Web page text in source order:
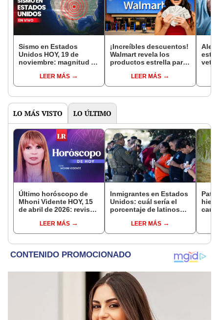
Sismo en Estados
Unidos HOY, 19 de
noviembre: magnitud y
TEMBLOR, según USGS
LEER MÁS
¡Increíbles descuentos!
Walmart revela los
productos estrella para
EE.UU.LEER MÁS
LO MÁS VISTO LO ÚLTIMO
Último horóscopo de
Mhoni Vidente HOY, 15
de abril de 2026: revisa
signo y entérate si te
espera un día
LEER MÁS
Inmigrantes en Estados
Unidos: cuál sería el
porcentaje de latinos
desde 2025LEER MÁS
Pato